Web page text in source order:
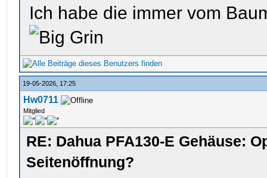
Ich habe die immer vom
19-05-2026, 17:25
Hw0711
Mitglied
RE: Dahua PFA130-E Gehäuse:
Seitenöffnung?